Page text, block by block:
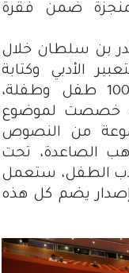
ضمن فقرة
بن سلطان خلال
الأدبي وكتابة
الطفل، استفاد منها أزيد من 100 طفل وطفلة،
بين 8 و16 سنة، خصصت لموضوع
من النصوص
الصاعدة، تحت
الطفل، ستعمل
يضم كل هذه